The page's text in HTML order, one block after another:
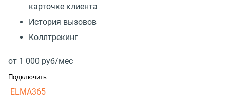
карточке клиента
История вызовов
Коллтрекинг
от 1 000 руб/мес
Подключить
ELMA365